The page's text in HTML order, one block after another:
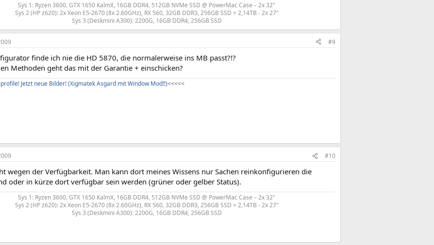
Sys 1: Ryzen 3600, GTX 1650 KalmX, 16GB DDR4, 512GB NVMe SSD @ PowerMac Case – 2x 32"
Sys 2 (HP z620): 2x Xeon E5-2670 (8x 2.60GHz), RX 560, 32GB DDR3, 256GB SSD + 2,14TB - 2x 27"
Sys 3 (Deskmini A300): 2200G, 16GB DDR4, 256GB SSD​
#9
finde ich nie die HD 5870, die normalerweise ins MB passt?!?
Methoden geht das mit der Garantie + einschicken?
Jetzt neue Bilder! (Xigmatek Asgard mit Window Mod!!)<<<<<
#10
wegen der Verfügbarkeit. Man kann dort meines Wissens nur Sachen reinkonfigurieren die
oder in kürze dort verfügbar sein werden (grüner oder gelber Status).
Sys 1: Ryzen 3600, GTX 1650 KalmX, 16GB DDR4, 512GB NVMe SSD @ PowerMac Case – 2x 32"
Sys 2 (HP z620): 2x Xeon E5-2670 (8x 2.60GHz), RX 560, 32GB DDR3, 256GB SSD + 2,14TB - 2x 27"
Sys 3 (Deskmini A300): 2200G, 16GB DDR4, 256GB SSD​